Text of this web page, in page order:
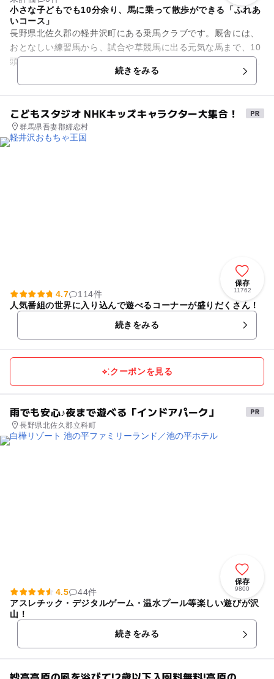
小さな子どもでも10分余り、馬に乗って散歩ができる「ふれあ
いコース」
長野県北佐久郡の軽井沢町にある乗馬クラブです。厩舎には、
おとなしい練習馬から、試合や草競馬に出る元気な馬まで、10
頭あまりが生活しています。中には中山グランドジャンプ2003
続きをみる
こどもスタジオ NHKキッズキャラクター大集合！
群馬県吾妻郡嬬恋村
保存
11762
4.7
114件
人気番組の世界に入り込んで遊べるコーナーが盛りだくさん！
続きをみる
クーポンを見る
雨でも安心♪夜まで遊べる「インドアパーク」
長野県北佐久郡立科町
保存
9800
4.5
44件
アスレチック・デジタルゲーム・温水プール等楽しい遊びが沢
山！
続きをみる